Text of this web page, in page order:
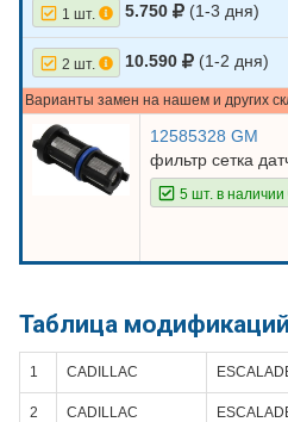
1 шт. 5.750 (1-3 дня)
2 шт. 10.590 (1-2 дня)
Варианты замен на нашем и других
12585328 GM
фильтр сетка
5 шт. в наличии
Таблица модификаций
1 CADILLAC
2 CADILLAC